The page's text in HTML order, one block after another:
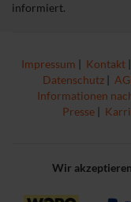
informiert.
Impressum | Kontakt |
Datenschutz |
Informationen
Presse|
Wir